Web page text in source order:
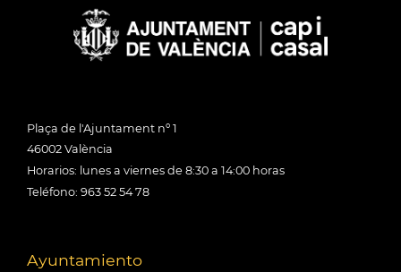
Plaça de l'Ajuntament nº 1
46002 València
Horarios: lunes a viernes de 8:30 a 14:00 horas
Teléfono: 963 52 54 78
Ayuntamiento